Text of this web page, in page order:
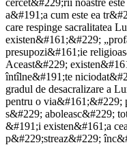
cercet&#229;rii noastre
a&#191;a cum este ea
care respinge sacralitatea
existen&#161;&#229;
presupozi&#161;ie
Aceast&#229;
întîlne&#191;te
gradul de desacralizare a
pentru o via&#161;&#229;
s&#229; aboleasc&#229;
&#191;i existen&#161;a
p&#229;streaz&#229;